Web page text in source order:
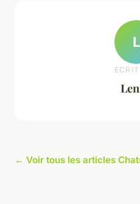
L
← Voir tous les articles